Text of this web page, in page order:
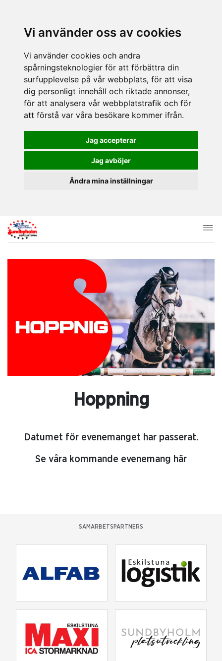
Vi använder oss av cookies
Vi använder cookies och andra
spårningsteknologier för att förbättra din
surfupplevelse på vår webbplats, för att visa
dig personligt innehåll och riktade annonser,
för att analysera vår webbplatstrafik och för
att förstå var våra besökare kommer ifrån.
Jag accepterar
Jag avböjer
Ändra mina inställningar
Hoppning
Datumet för evenemanget har passerat.
Se våra kommande evenemang här
SAMARBETSPARTNERS